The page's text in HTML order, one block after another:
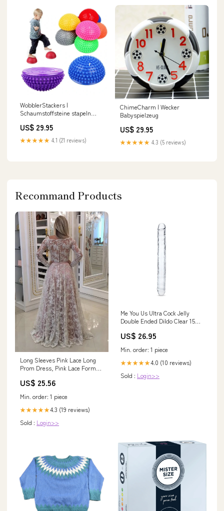
WobblerStackers |
Schaumstoffsteine stapeln
US$ 29.95
★★★★★ 4.1 (21 reviews)
ChimeCharm | Wecker
Babyspielzeug
US$ 29.95
★★★★★ 4.3 (5 reviews)
Recommand Products
Long Sleeves Pink Lace Long
Prom Dress, Pink Lace Formal
A1324
US$ 25.56
Min. order: 1 piece
★★★★★4.3 (19 reviews)
Sold : Login>>
Me You Us Ultra Cock Jelly
Double Ended Dildo Clear 15
Play
US$ 26.95
Min. order: 1 piece
★★★★★4.0 (10 reviews)
Sold : Login>>